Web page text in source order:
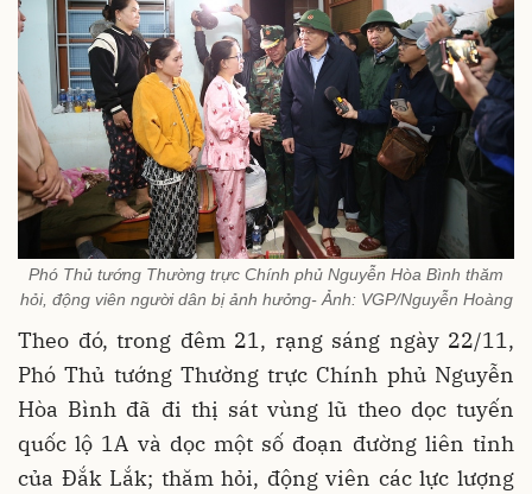
Phó Thủ tướng Thường trực Chính phủ Nguyễn Hòa Bình thăm
hỏi, động viên người dân bị ảnh hưởng- Ảnh: VGP/Nguyễn Hoàng
Theo đó, trong đêm 21, rạng sáng ngày 22/11,
Phó Thủ tướng Thường trực Chính phủ Nguyễn
Hòa Bình đã đi thị sát vùng lũ theo dọc tuyến
quốc lộ 1A và dọc một số đoạn đường liên tỉnh
của Đắk Lắk; thăm hỏi, động viên các lực lượng